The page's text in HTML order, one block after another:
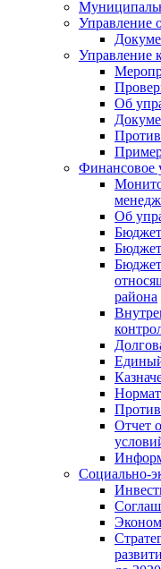
Управление
Управление
Об
Финансовое
Об
Бюджет
района
Отчет
Социально-